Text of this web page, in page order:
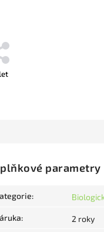
parametry
:
: 2 roky